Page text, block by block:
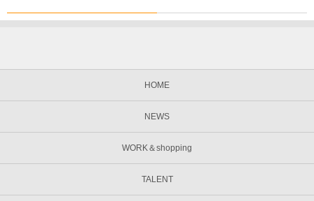
HOME
NEWS
WORK＆shopping
TALENT